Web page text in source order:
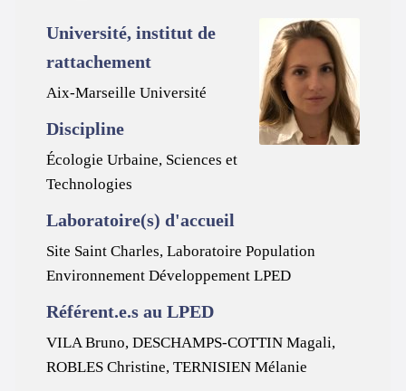
Université, institut de
rattachement
Aix-Marseille Université
Discipline
Écologie Urbaine, Sciences et
Technologies
Laboratoire(s) d'accueil
Site Saint Charles, Laboratoire Population
Environnement Développement LPED
Référent.e.s au LPED
VILA Bruno, DESCHAMPS-COTTIN Magali,
ROBLES Christine, TERNISIEN Mélanie